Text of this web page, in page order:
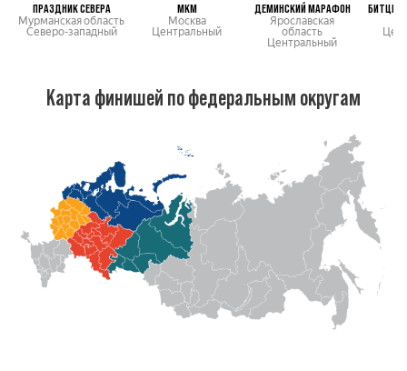
ПРАЗДНИК СЕВЕРА
Мурманская область
Северо-западный
МКМ
Москва
Центральный
ДЕМИНСКИЙ МАРАФОН
Ярославская
область
Центральный
Карта финишей по федеральным округам